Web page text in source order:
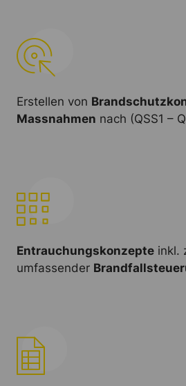
Erstellen von
Massnahmen nach (QSS1 –
Entrauchungskonzepte inkl.
umfassender